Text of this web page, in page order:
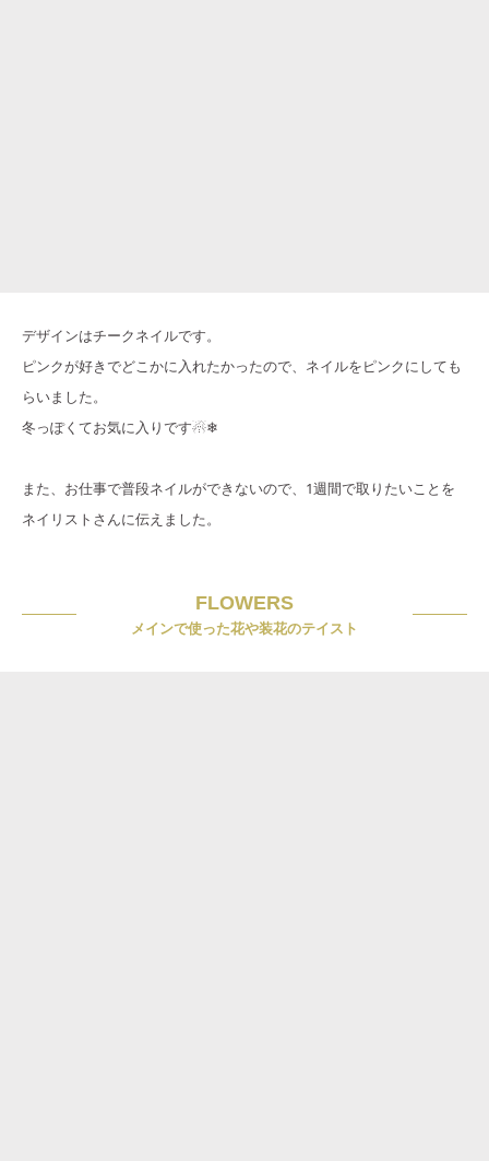
デザインはチークネイルです。
ピンクが好きでどこかに入れたかったので、ネイルをピンクにしても
らいました。
冬っぽくてお気に入りです☃❄
また、お仕事で普段ネイルができないので、1週間で取りたいことを
ネイリストさんに伝えました。
FLOWERS
メインで使った花や装花のテイスト